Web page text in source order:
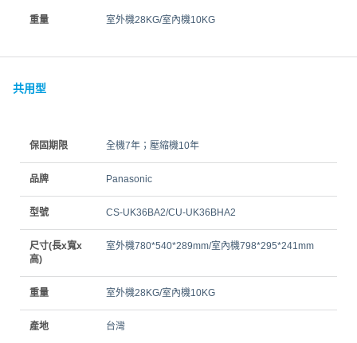
重量 室外機28KG/室內機10KG
共用型
保固期限 全機7年；壓縮機10年
品牌 Panasonic
型號 CS-UK36BA2/CU-UK36BHA2
尺寸(長x寬x
高)
室外機780*540*289mm/室內機798*295*241mm
重量 室外機28KG/室內機10KG
產地 台灣